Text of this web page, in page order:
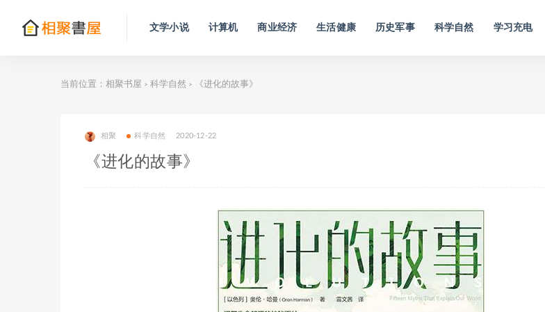
文学小说 计算机 商业经济 生活健康 历史军事 科学自然 学习充电
当前位置： 相聚书屋 > 科学自然 > 《进化的故事》
相聚 科学自然 2020-12-22
《进化的故事》